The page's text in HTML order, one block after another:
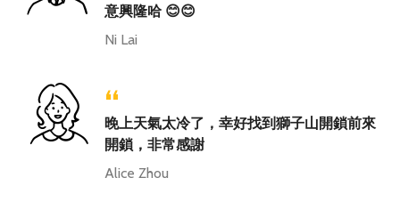
意興隆哈 😊😊
Ni Lai
“
晚上天氣太冷了，幸好找到獅子山開鎖前來
開鎖，非常感謝
Alice Zhou